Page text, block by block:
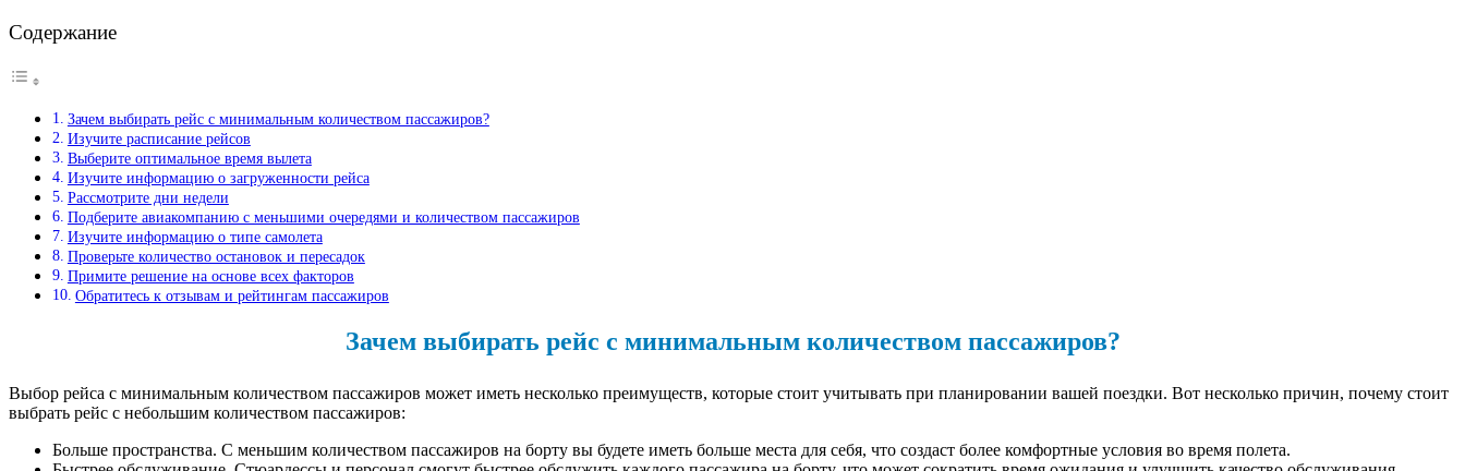
Содержание
Зачем выбирать рейс с минимальным количеством пассажиров?
Изучите расписание рейсов
Выберите оптимальное время вылета
Изучите информацию о загруженности рейса
Рассмотрите дни недели
Подберите авиакомпанию с меньшими очередями и количеством пассажиров
Изучите информацию о типе самолета
Проверьте количество остановок и пересадок
Примите решение на основе всех факторов
Обратитесь к отзывам и рейтингам пассажиров
Зачем выбирать рейс с минимальным количеством пассажиров?
Выбор рейса с минимальным количеством пассажиров может иметь несколько преимуществ, которые стоит учитывать при планировании вашей поездки. Вот несколько причин, почему стоит
выбрать рейс с небольшим количеством пассажиров:
Больше пространства. С меньшим количеством пассажиров на борту вы будете иметь больше места для себя, что создаст более комфортные условия во время полета.